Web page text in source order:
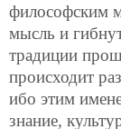
философским
мысль и
традиции
происходит
ибо этим
знание,